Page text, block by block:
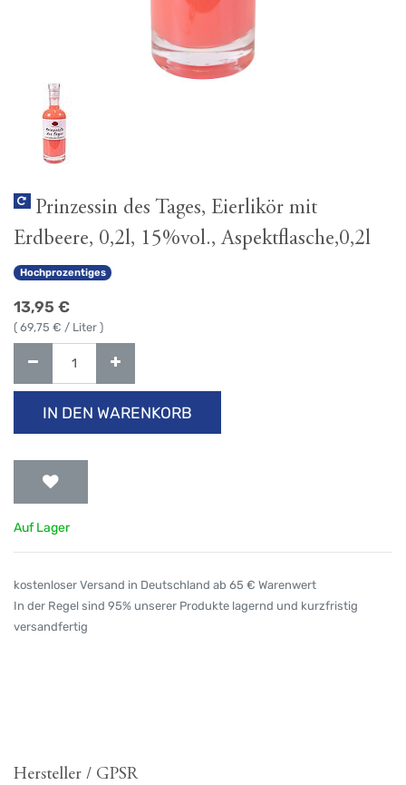
Prinzessin des Tages, Eierlikör mit
Erdbeere, 0,2l, 15%vol., Aspektflasche,0,2l
Hochprozentiges
13,95 €
( 69,75 € / Liter )
IN DEN WARENKORB
Auf Lager
kostenloser Versand in Deutschland ab 65 € Warenwert
In der Regel sind 95% unserer Produkte lagernd und kurzfristig
versandfertig
Hersteller / GPSR